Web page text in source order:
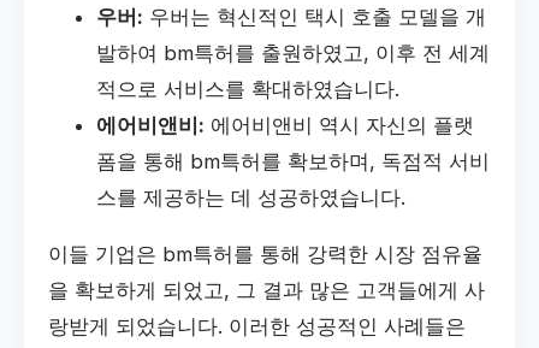
우버: 우버는 혁신적인 택시 호출 모델을 개
발하여 bm특허를 출원하였고, 이후 전 세계
적으로 서비스를 확대하였습니다.
에어비앤비: 에어비앤비 역시 자신의 플랫
폼을 통해 bm특허를 확보하며, 독점적 서비
스를 제공하는 데 성공하였습니다.
이들 기업은 bm특허를 통해 강력한 시장 점유율
을 확보하게 되었고, 그 결과 많은 고객들에게 사
랑받게 되었습니다. 이러한 성공적인 사례들은